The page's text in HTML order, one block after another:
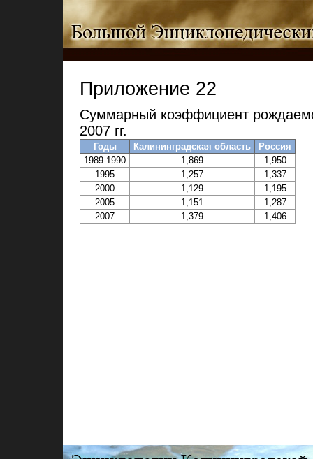
Приложение 22
Суммарный коэффициент
2007 гг.
Годы Калининградская область
Россия
1989-1990
1,869
1,950
1995
1,257
1,337
2000
1,129
1,195
2005
1,151
1,287
2007
1,379 1,406